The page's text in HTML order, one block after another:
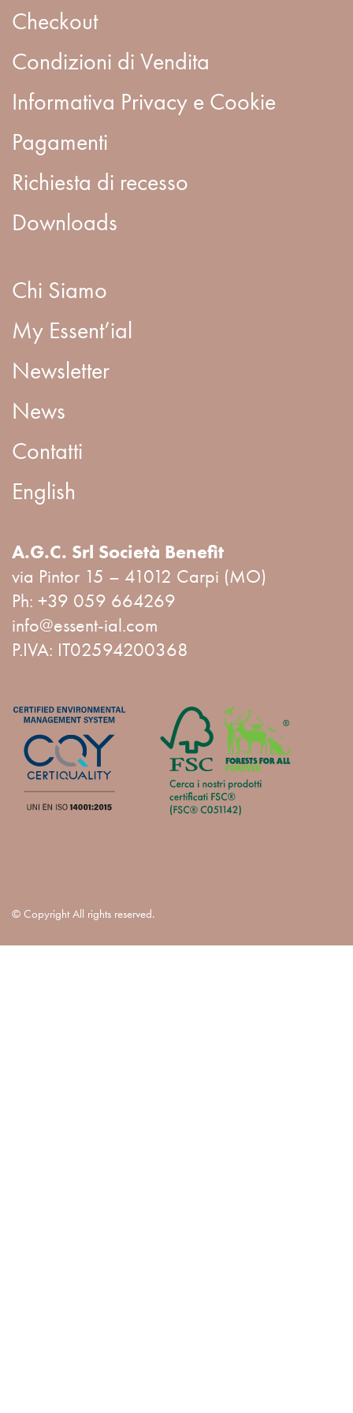
Checkout
Condizioni di Vendita
Informativa Privacy e Cookie
Pagamenti
Richiesta di recesso
Downloads
Chi Siamo
My Essent’ial
Newsletter
News
Contatti
English
A.G.C. Srl Società Benefit
via Pintor 15 – 41012 Carpi (MO)
Ph: +39 059 664269
info@essent-ial.com
P.IVA: IT02594200368
© Copyright All rights reserved.